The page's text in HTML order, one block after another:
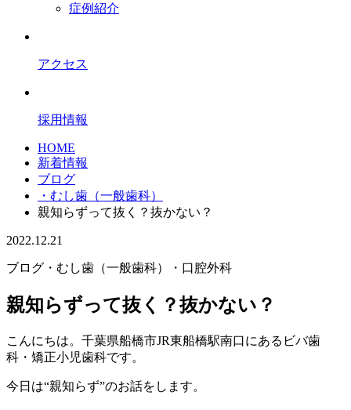
症例紹介
アクセス
採用情報
HOME
新着情報
ブログ
・むし歯（一般歯科）
親知らずって抜く？抜かない？
2022.12.21
ブログ ・むし歯（一般歯科） ・口腔外科
親知らずって抜く？抜かない？
こんにちは。千葉県船橋市JR東船橋駅南口にあるビバ歯
科・矯正小児歯科です。
今日は“親知らず”のお話をします。